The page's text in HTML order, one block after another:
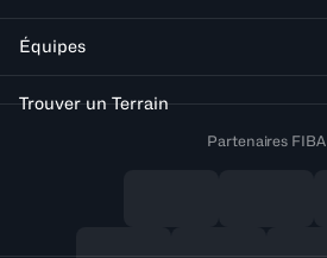
Équipes
Trouver un Terrain
Partenaires FIBA